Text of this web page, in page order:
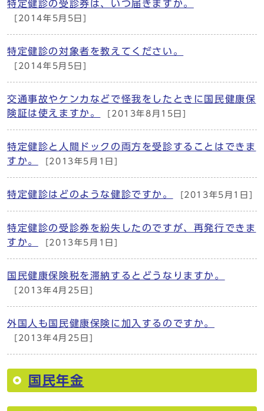
特定健診の受診券は、いつ届きますか。
[2014年5月5日]
特定健診の対象者を教えてください。
[2014年5月5日]
交通事故やケンカなどで怪我をしたときに国民健康保
険証は使えますか。
[2013年8月15日]
特定健診と人間ドックの両方を受診することはできま
すか。
[2013年5月1日]
特定健診はどのような健診ですか。 [2013年5月1日]
特定健診の受診券を紛失したのですが、再発行できま
すか。
[2013年5月1日]
国民健康保険税を滞納するとどうなりますか。
[2013年4月25日]
外国人も国民健康保険に加入するのですか。
[2013年4月25日]
国民年金